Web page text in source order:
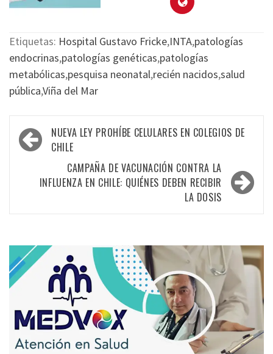
Etiquetas: Hospital Gustavo Fricke,INTA,patologías
endocrinas,patologías genéticas,patologías
metabólicas,pesquisa neonatal,recién nacidos,salud
pública,Viña del Mar
NUEVA LEY PROHÍBE CELULARES EN COLEGIOS DE
CHILE
CAMPAÑA DE VACUNACIÓN CONTRA LA
INFLUENZA EN CHILE: QUIÉNES DEBEN RECIBIR
LA DOSIS